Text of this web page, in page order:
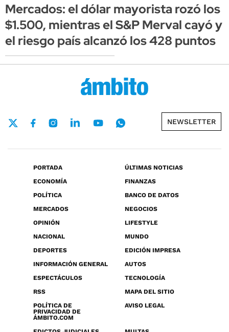
Mercados: el dólar mayorista rozó los
$1.500, mientras el S&P Merval cayó y
el riesgo país alcanzó los 428 puntos
NEWSLETTER
PORTADA
ÚLTIMAS NOTICIAS
ECONOMÍA
FINANZAS
POLÍTICA
BANCO DE DATOS
MERCADOS
NEGOCIOS
OPINIÓN
LIFESTYLE
NACIONAL
MUNDO
DEPORTES
EDICIÓN IMPRESA
INFORMACIÓN GENERAL
AUTOS
ESPECTÁCULOS
TECNOLOGÍA
RSS
MAPA DEL SITIO
POLÍTICA DE
PRIVACIDAD DE
ÁMBITO.COM
AVISO LEGAL